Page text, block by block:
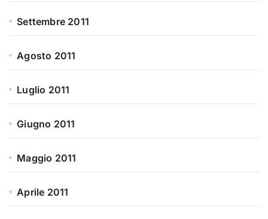
Settembre 2011
Agosto 2011
Luglio 2011
Giugno 2011
Maggio 2011
Aprile 2011